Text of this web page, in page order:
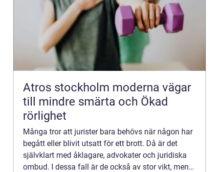
Atros stockholm moderna vägar
till mindre smärta och Ökad
rörlighet
Många tror att jurister bara behövs när någon har
begått eller blivit utsatt för ett brott. Då är det
självklart med åklagare, advokater och juridiska
ombud. I dessa fall är de också av stor vikt, men